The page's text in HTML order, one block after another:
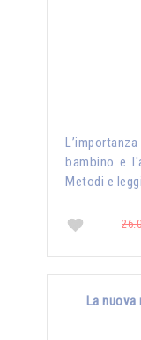
bambino e
Metodi e
La